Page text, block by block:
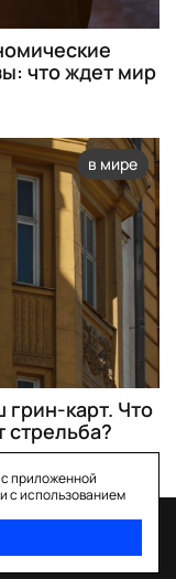
что ждет мир
в мире
карт. Что
стрельба?
приложенной
и с использованием